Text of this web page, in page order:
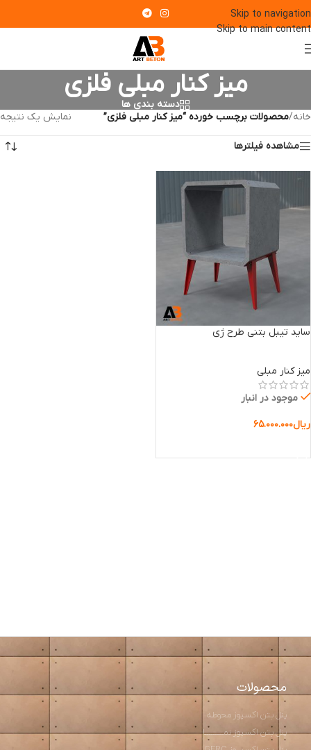
Skip to navigation
Skip to main content
میز کنار مبلی فلزی
دسته بندی ها
خانه/محصولات برچسب خورده “میز کنار مبلی فلزی” نمایش یک نتیجه
مشاهده فیلترها
ساید تیبل بتنی طرح ژی
میز کنار مبلی
موجود در انبار
ریال۶۵.۰۰۰.۰۰۰
محصولات
پنل بتن اکسپوز محوطه
پنل بتن اکسپوز نمـــــــــا